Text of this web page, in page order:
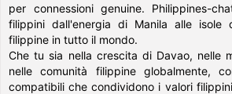
per connessioni genuine. Philippines-
filippini dall'energia di Manila alle isole
filippine in tutto il mondo.
Che tu sia nella crescita di Davao, nelle
nelle comunità filippine globalmente,
compatibili che condividono i valori